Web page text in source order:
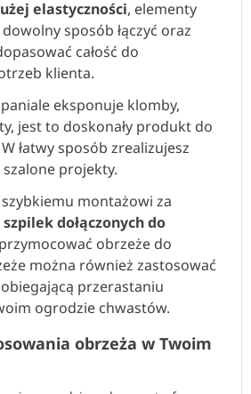
elastyczności, elementy
sposób łączyć oraz
całość do
klienta.
eksponuje klomby,
jest to doskonały produkt do
łatwy sposób zrealizujesz
projekty.
montażowi za
szpilek dołączonych do
obrzeże do
można również zastosować
przerastaniu
ogrodzie chwastów.
obrzeża w Twoim